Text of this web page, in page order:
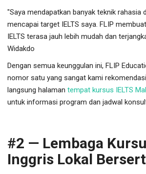
"Saya mendapatkan banyak teknik rahasia
mencapai target IELTS saya. FLIP
IELTS terasa jauh lebih mudah dan
Widakdo
Dengan semua keunggulan ini, FLIP
nomor satu yang sangat kami
langsung halaman tempat kursus IELTS
untuk informasi program dan jadwal
#2 — Lembaga
Inggris Lokal